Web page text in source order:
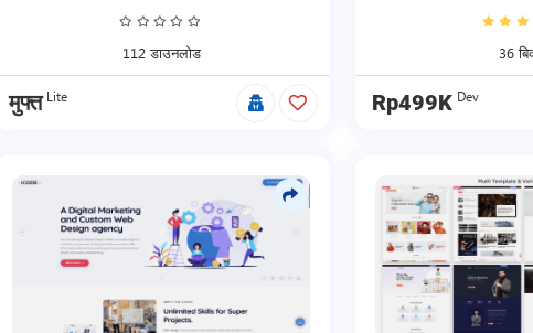
112 डाउनलोड
मुफ्त Lite
36
Rp499K Dev